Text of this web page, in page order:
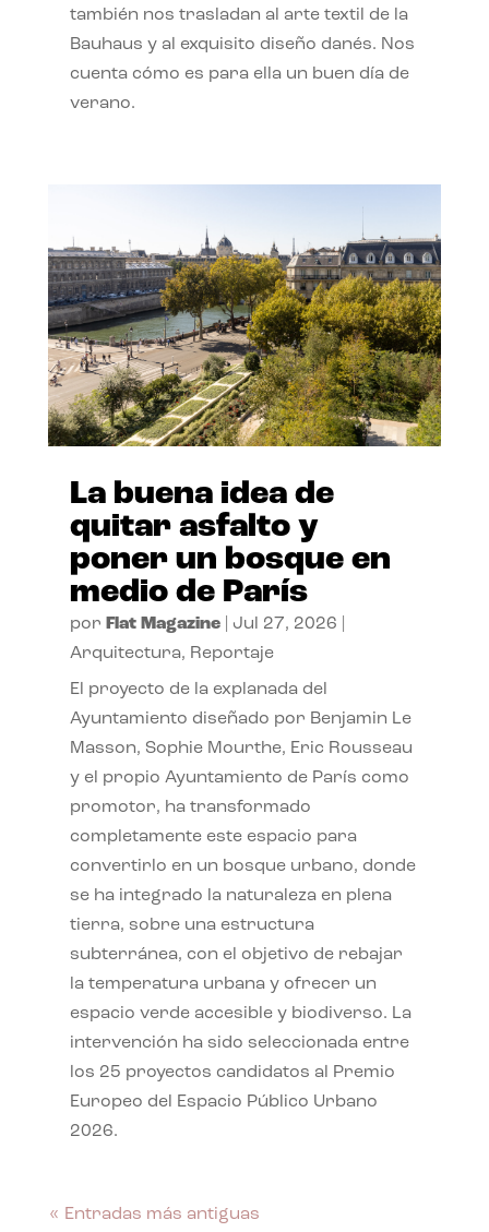
también nos trasladan al arte textil de la
Bauhaus y al exquisito diseño danés. Nos
cuenta cómo es para ella un buen día de
verano.
La buena idea de
quitar asfalto y
poner un bosque en
medio de París
por Flat Magazine| Jul 27, 2026
Arquitectura, Reportaje
El proyecto de la explanada del
Ayuntamiento diseñado por Benjamin Le
Masson, Sophie Mourthe, Eric Rousseau
y el propio Ayuntamiento de París como
promotor, ha transformado
completamente este espacio para
convertirlo en un bosque urbano, donde
se ha integrado la naturaleza en plena
tierra, sobre una estructura
subterránea, con el objetivo de rebajar
la temperatura urbana y ofrecer un
espacio verde accesible y biodiverso. La
intervención ha sido seleccionada entre
los 25 proyectos candidatos al Premio
Europeo del Espacio Público Urbano
2026.
« Entradas más antiguas